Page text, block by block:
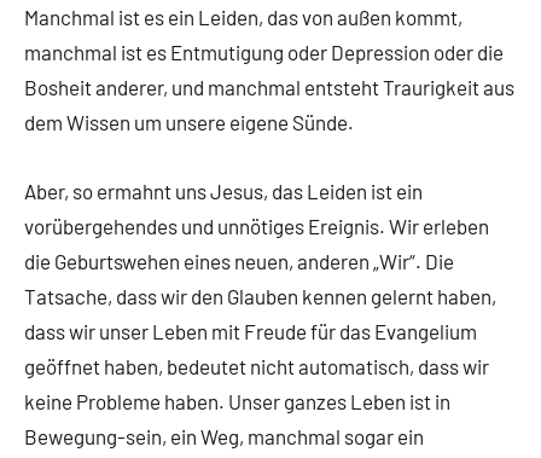
Manchmal ist es ein Leiden, das von außen kommt,
manchmal ist es Entmutigung oder Depression oder die
Bosheit anderer, und manchmal entsteht Traurigkeit aus
dem Wissen um unsere eigene Sünde.
Aber, so ermahnt uns Jesus, das Leiden ist ein
vorübergehendes und unnötiges Ereignis. Wir erleben
die Geburtswehen eines neuen, anderen „Wir“. Die
Tatsache, dass wir den Glauben kennen gelernt haben,
dass wir unser Leben mit Freude für das Evangelium
geöffnet haben, bedeutet nicht automatisch, dass wir
keine Probleme haben. Unser ganzes Leben ist in
Bewegung-sein, ein Weg, manchmal sogar ein